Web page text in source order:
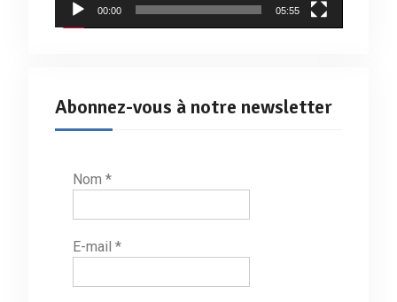
00:00 05:55
Abonnez-vous à notre newsletter
Nom *
E-mail *